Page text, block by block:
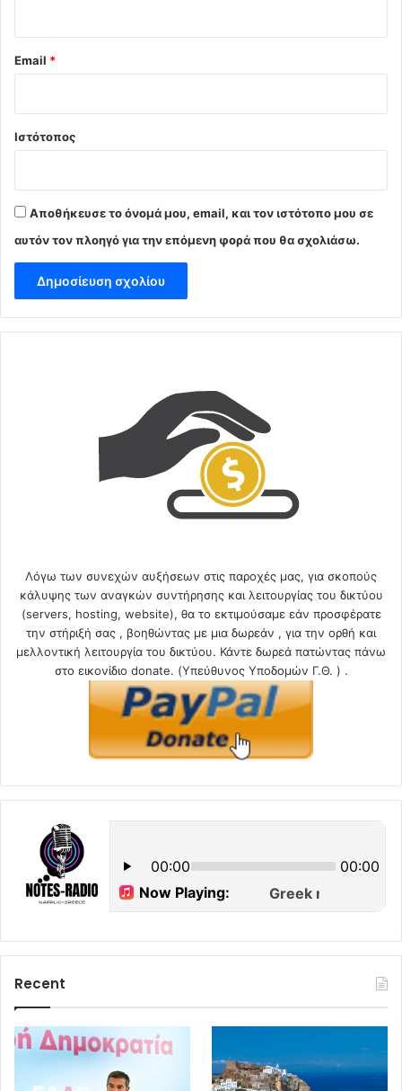
Email *
Ιστότοπος
Αποθήκευσε το όνομά μου, email, και τον ιστότοπο μου σε
αυτόν τον πλοηγό για την επόμενη φορά που θα σχολιάσω.
Λόγω των συνεχών αυξήσεων στις παροχές μας, για σκοπούς
κάλυψης των αναγκών συντήρησης και λειτουργίας του δικτύου
(servers, hosting, website), θα το εκτιμούσαμε εάν προσφέρατε
την στήριξή σας , βοηθώντας με μια δωρεάν , για την ορθή και
μελλοντική λειτουργία του δικτύου. Κάντε δωρεά πατώντας πάνω
στο εικονίδιο donate. (Υπεύθυνος Υποδομών Γ.Θ. ) .
Recent